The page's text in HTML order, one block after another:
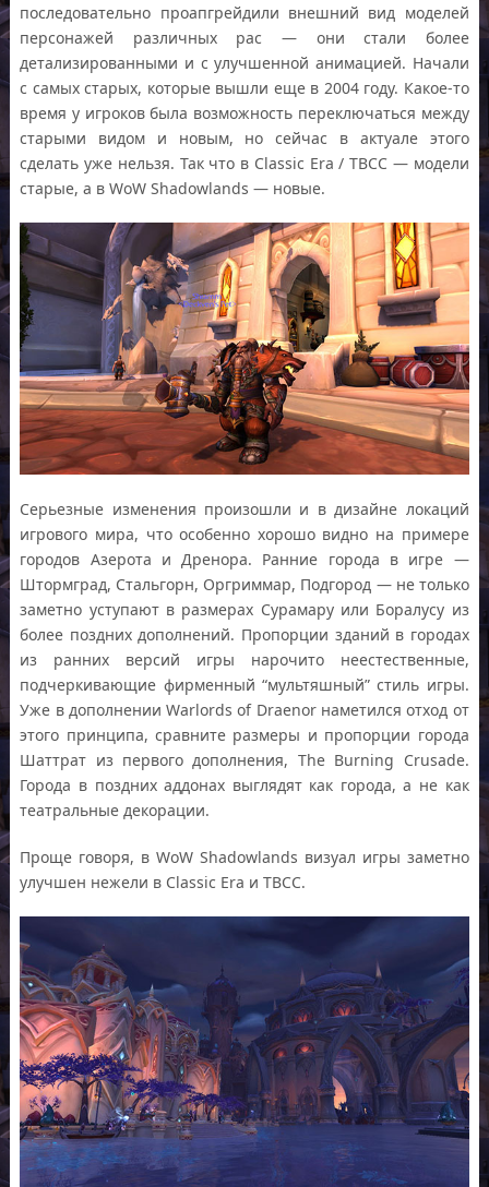
последовательно проапгрейдили внешний вид моделей
персонажей различных рас — они стали более
детализированными и с улучшенной анимацией. Начали
с самых старых, которые вышли еще в 2004 году. Какое-то
время у игроков была возможность переключаться между
старыми видом и новым, но сейчас в актуале этого
сделать уже нельзя. Так что в Classic Era / TBCC — модели
старые, а в WoW Shadowlands — новые.
Серьезные изменения произошли и в дизайне локаций
игрового мира, что особенно хорошо видно на примере
городов Азерота и Дренора. Ранние города в игре —
Штормград, Стальгорн, Оргриммар, Подгород — не только
заметно уступают в размерах Сурамару или Боралусу из
более поздних дополнений. Пропорции зданий в городах
из ранних версий игры нарочито неестественные,
подчеркивающие фирменный “мультяшный” стиль игры.
Уже в дополнении Warlords of Draenor наметился отход от
этого принципа, сравните размеры и пропорции города
Шаттрат из первого дополнения, The Burning Crusade.
Города в поздних аддонах выглядят как города, а не как
театральные декорации.
Проще говоря, в WoW Shadowlands визуал игры заметно
улучшен нежели в Classic Era и TBCC.